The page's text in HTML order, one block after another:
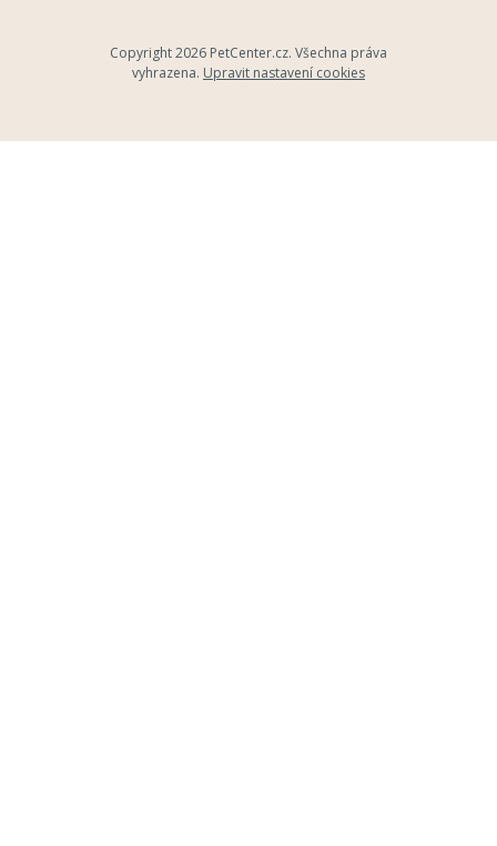
Copyright 2026 PetCenter.cz. Všechna práva
vyhrazena. Upravit nastavení cookies